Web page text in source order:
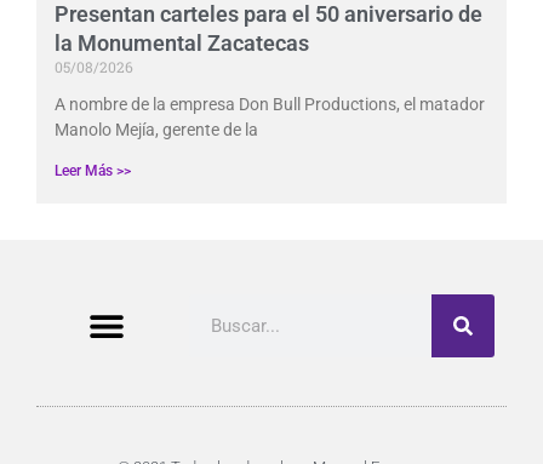
Presentan carteles para el 50 aniversario de
la Monumental Zacatecas
05/08/2026
A nombre de la empresa Don Bull Productions, el matador
Manolo Mejía, gerente de la
Leer Más >>